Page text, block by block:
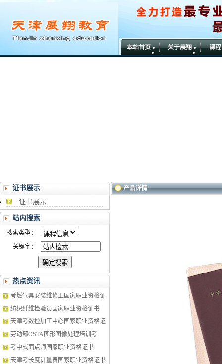
本站首页 关于展翔 课程
证书展示
证书展示
站内搜索
搜索类型：
关键字：
热点资讯
考燃气具安装维修工国家职业资格证
纺织纤维检验员国家职业资格证书
天津考数控加工中心国家职业资格证
劳动部OSTA图形图像处理培训考
考中式面点师国家职业资格证书
天津考长度计量员国家职业资格证书
产品详情